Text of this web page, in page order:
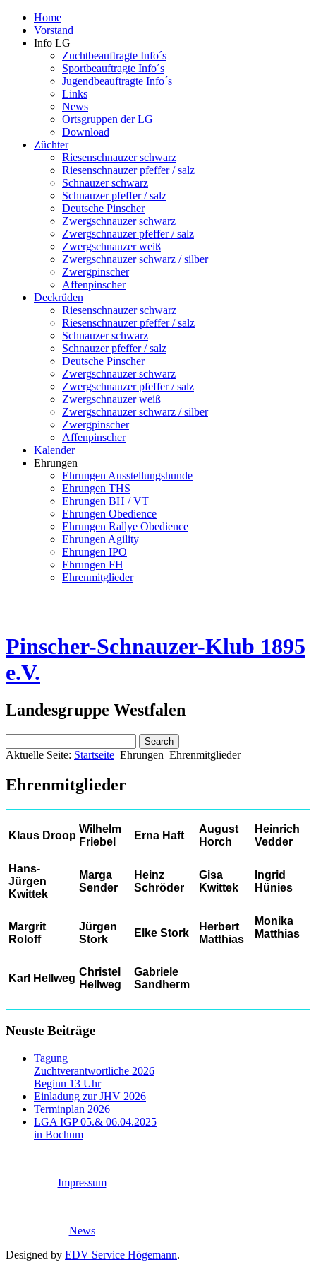
Home
Vorstand
Info LG
Zuchtbeauftragte Info´s
Sportbeauftragte Info´s
Jugendbeauftragte Info´s
Links
News
Ortsgruppen der LG
Download
Züchter
Riesenschnauzer schwarz
Riesenschnauzer pfeffer / salz
Schnauzer schwarz
Schnauzer pfeffer / salz
Deutsche Pinscher
Zwergschnauzer schwarz
Zwergschnauzer pfeffer / salz
Zwergschnauzer weiß
Zwergschnauzer schwarz / silber
Zwergpinscher
Affenpinscher
Deckrüden
Riesenschnauzer schwarz
Riesenschnauzer pfeffer / salz
Schnauzer schwarz
Schnauzer pfeffer / salz
Deutsche Pinscher
Zwergschnauzer schwarz
Zwergschnauzer pfeffer / salz
Zwergschnauzer weiß
Zwergschnauzer schwarz / silber
Zwergpinscher
Affenpinscher
Kalender
Ehrungen
Ehrungen Ausstellungshunde
Ehrungen THS
Ehrungen BH / VT
Ehrungen Obedience
Ehrungen Rallye Obedience
Ehrungen Agility
Ehrungen IPO
Ehrungen FH
Ehrenmitglieder
Pinscher-Schnauzer-Klub 1895
e.V.
Landesgruppe Westfalen
Aktuelle Seite: Startseite Ehrungen Ehrenmitglieder
Ehrenmitglieder
Klaus Droop
Wilhelm
Friebel
Erna Haft
August
Horch
Heinrich
Vedder
Hans-
Jürgen
Kwittek
Marga
Sender
Heinz
Schröder
Gisa
Kwittek
Ingrid
Hünies
Margrit
Roloff
Jürgen
Stork
Elke Stork
Herbert
Matthias
Monika
Matthias
Karl Hellweg
Christel
Hellweg
Gabriele
Sandherm
Neuste Beiträge
Tagung
Zuchtverantwortliche 2026
Beginn 13 Uhr
Einladung zur JHV 2026
Terminplan 2026
LGA IGP 05.& 06.04.2025
in Bochum
Impressum
News
Designed by EDV Service Högemann.